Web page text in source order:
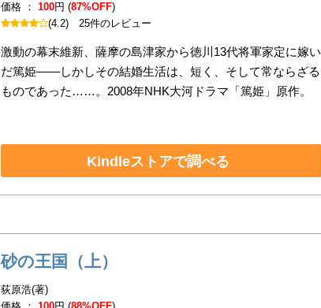
価格 ：100円 (87%OFF)
(4.2)25件のレビュー
激動の幕末維新、薩摩の島津家から徳川13代将軍家定に嫁い
だ篤姫――しかしその結婚生活は、短く、そして常ならざる
ものであった……。2008年NHK大河ドラマ「篤姫」原作。
Kindleストアで調べる
砂の王国（上）
荻原浩(著)